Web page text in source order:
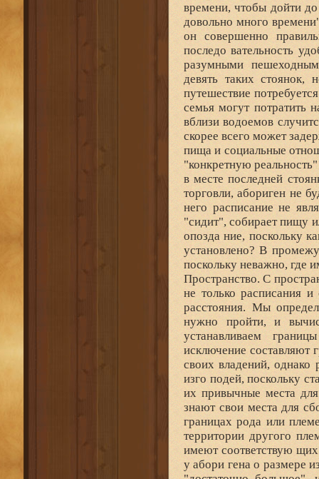
времени, чтобы дойти
довольно много
он совершенно
последо вательность
разумными
девять таких стоянок,
путешествие
семья могут потратить
вблизи водоемов
скорее всего может
пища и социальные
"конкретную
в месте последней
торговли, абориген не
него расписание не
"сидит", собирает пищу
опозда ние, поскольку
установлено? В
поскольку неважно, где
Пространство. С
не только расписания
расстояния. Мы
нужно пройти, и
устанавливаем
исключение составляют
своих владений, однако
изго подей, поскольку
их привычные места
знают свои места для
границах рода или
территории другого
имеют соответствую
у абори гена о размере